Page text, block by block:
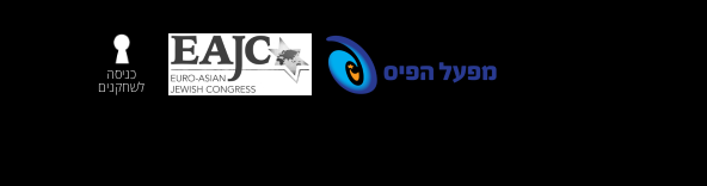
כניסה
לשחקנים